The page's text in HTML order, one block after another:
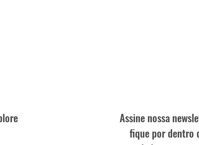
Assine nossa
fique por dentro